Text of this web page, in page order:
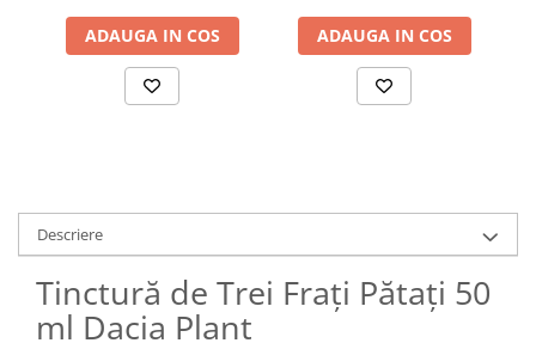
ADAUGA IN COS ADAUGA IN COS
Descriere
Tinctură de Trei Frați Pătați 50
ml Dacia Plant